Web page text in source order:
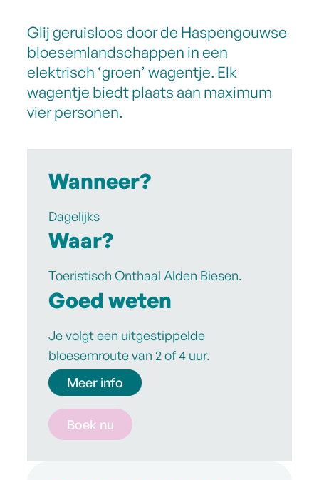
Glij geruisloos door de Haspengouwse
bloesemlandschappen in een
elektrisch ‘groen’ wagentje. Elk
wagentje biedt plaats aan maximum
vier personen.
Wanneer?
Dagelijks
Waar?
Toeristisch Onthaal Alden Biesen.
Goed weten
Je volgt een uitgestippelde
bloesemroute van 2 of 4 uur.
Meer info
Boek nu